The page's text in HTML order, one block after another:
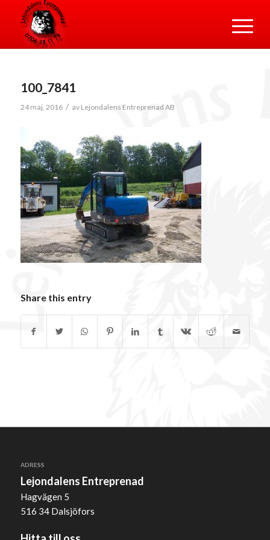
100_7841
24 maj, 2016 / av Lejondalens Entreprenad AB
Share this entry
ADRESS
Lejondalens Entreprenad
Hagvägen 5
516 34 Dalsjöfors